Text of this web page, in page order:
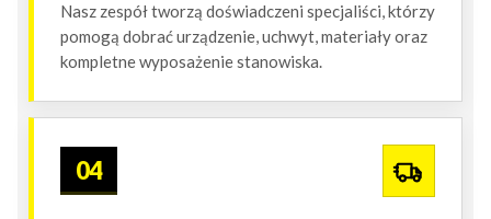
Nasz zespół tworzą doświadczeni specjaliści, którzy
pomogą dobrać urządzenie, uchwyt, materiały oraz
kompletne wyposażenie stanowiska.
04